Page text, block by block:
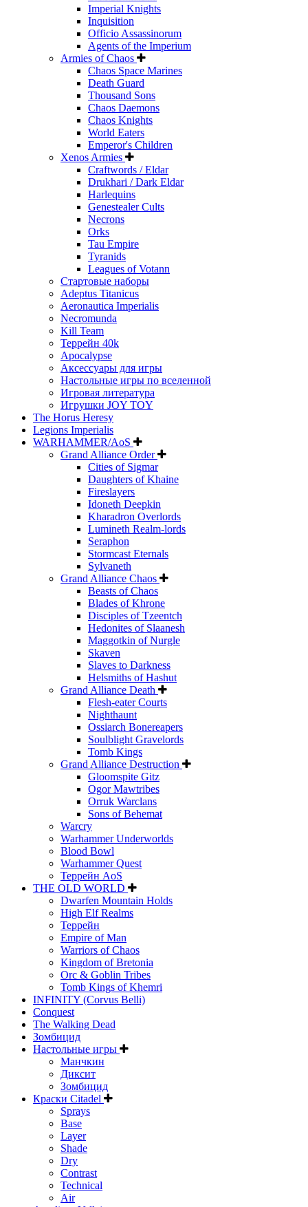
Imperial Knights
Inquisition
Officio Assassinorum
Agents of the Imperium
Armies of Chaos
Chaos Space Marines
Death Guard
Thousand Sons
Chaos Daemons
Chaos Knights
World Eaters
Emperor's Children
Xenos Armies
Craftwords / Eldar
Drukhari / Dark Eldar
Harlequins
Genestealer Cults
Necrons
Orks
Tau Empire
Tyranids
Leagues of Votann
Стартовые наборы
Adeptus Titanicus
Aeronautica Imperialis
Necromunda
Kill Team
Террейн 40k
Apocalypse
Аксессуары для игры
Настольные игры по вселенной
Игровая литература
Игрушки JOY TOY
The Horus Heresy
Legions Imperialis
WARHAMMER/AoS
Grand Alliance Order
Cities of Sigmar
Daughters of Khaine
Fireslayers
Idoneth Deepkin
Kharadron Overlords
Lumineth Realm-lords
Seraphon
Stormcast Eternals
Sylvaneth
Grand Alliance Chaos
Beasts of Chaos
Blades of Khrone
Disciples of Tzeentch
Hedonites of Slaanesh
Maggotkin of Nurgle
Skaven
Slaves to Darkness
Helsmiths of Hashut
Grand Alliance Death
Flesh-eater Courts
Nighthaunt
Ossiarch Bonereapers
Soulblight Gravelords
Tomb Kings
Grand Alliance Destruction
Gloomspite Gitz
Ogor Mawtribes
Orruk Warclans
Sons of Behemat
Warcry
Warhammer Underworlds
Blood Bowl
Warhammer Quest
Террейн AoS
THE OLD WORLD
Dwarfen Mountain Holds
High Elf Realms
Террейн
Empire of Man
Warriors of Chaos
Kingdom of Bretonia
Orc & Goblin Tribes
Tomb Kings of Khemri
INFINITY (Corvus Belli)
Conquest
The Walking Dead
Зомбицид
Настольные игры
Манчкин
Диксит
Зомбицид
Краски Citadel
Sprays
Base
Layer
Shade
Dry
Contrast
Technical
Air